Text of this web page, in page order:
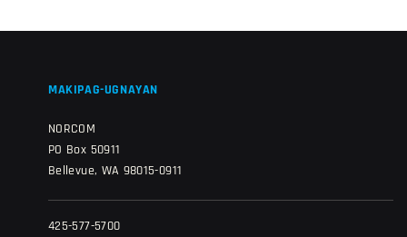
MAKIPAG-UGNAYAN
NORCOM
PO Box 50911
Bellevue, WA 98015-0911
425-577-5700